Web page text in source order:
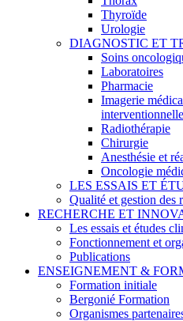
Thyroïde
Urologie
DIAGNOSTIC ET
Soins
Laboratoires
Pharmacie
Imagerie
interventionnelle
Radiothérapie
Chirurgie
Anesthésie et
Oncologie
LES ESSAIS ET
Qualité et gestion des
RECHERCHE ET
Les essais et études
Fonctionnement et
Publications
ENSEIGNEMENT &
Formation initiale
Bergonié Formation
Organismes